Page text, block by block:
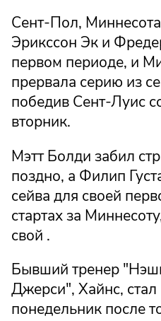
Сент-Пол,
Эрикссон Эк и
первом периоде, и
прервала серию из
победив Сент-Луис
вторник.
Мэтт Болди забил
поздно, а Филип
сейва для своей
стартах за
свой .
Бывший тренер
Джерси", Хайнс,
понедельник после